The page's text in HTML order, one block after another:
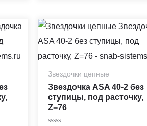
Звездочки цепные
Звездочка ASA 40-2 без
ступицы, под расточку,
Z=76